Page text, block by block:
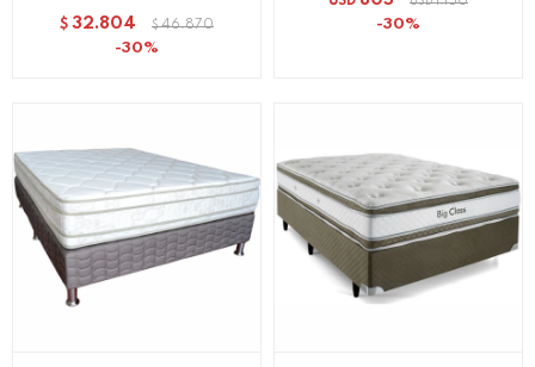
$ 32.804 $ 46.870
30
30